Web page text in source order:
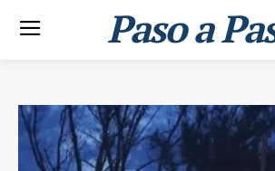
Paso a